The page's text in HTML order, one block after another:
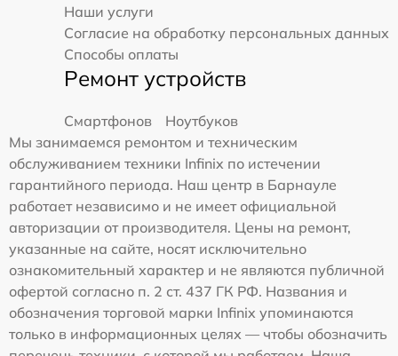
Наши услуги
Согласие на обработку персональных данных
Способы оплаты
Ремонт устройств
Смартфонов
Ноутбуков
Мы занимаемся ремонтом и техническим
обслуживанием техники Infinix по истечении
гарантийного периода. Наш центр в Барнауле
работает независимо и не имеет официальной
авторизации от производителя. Цены на ремонт,
указанные на сайте, носят исключительно
ознакомительный характер и не являются публичной
офертой согласно п. 2 ст. 437 ГК РФ. Названия и
обозначения торговой марки Infinix упоминаются
только в информационных целях — чтобы обозначить